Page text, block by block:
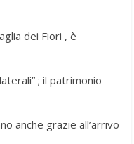
dei Fiori , è
; il patrimonio
anche grazie all’arrivo